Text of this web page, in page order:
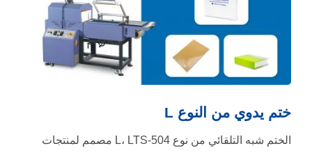
ختم يدوي من النوع L
الختم شبه التلقائي من نوع L، LTS-504 مصمم لمنتجات